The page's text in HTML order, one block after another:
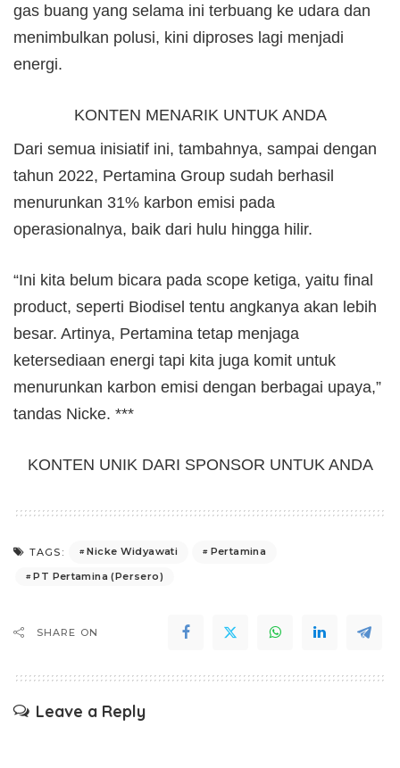
gas buang yang selama ini terbuang ke udara dan
menimbulkan polusi, kini diproses lagi menjadi
energi.
KONTEN MENARIK UNTUK ANDA
Dari semua inisiatif ini, tambahnya, sampai dengan
tahun 2022, Pertamina Group sudah berhasil
menurunkan 31% karbon emisi pada
operasionalnya, baik dari hulu hingga hilir.
“Ini kita belum bicara pada scope ketiga, yaitu final
product, seperti Biodisel tentu angkanya akan lebih
besar. Artinya, Pertamina tetap menjaga
ketersediaan energi tapi kita juga komit untuk
menurunkan karbon emisi dengan berbagai upaya,”
tandas Nicke. ***
KONTEN UNIK DARI SPONSOR UNTUK ANDA
TAGS: Nicke Widyawati
Pertamina
PT Pertamina (Persero)
SHARE ON
Leave a Reply